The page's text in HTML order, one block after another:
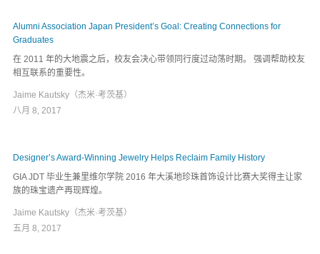
Alumni Association Japan President’s Goal: Creating Connections for
Graduates
在 2011 年的大地震之后，校友会决心带领同行度过动荡时期。 强调帮助校友
相互联系的重要性。
Jaime Kautsky（杰米·考茨基）
八月 8, 2017
Designer’s Award-Winning Jewelry Helps Reclaim Family History
GIA JDT 毕业生兼里维尔学院 2016 年大溪地珍珠首饰设计比赛大奖得主让家
族的珠宝遗产再现辉煌。
Jaime Kautsky（杰米·考茨基）
五月 8, 2017